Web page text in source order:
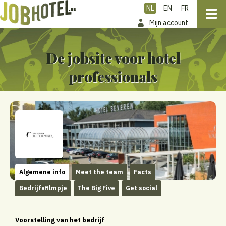
NL EN
FR
Mijn account
De jobsite voor hotel
professionals
Algemene info Meet the team Facts
Bedrijfsfilmpje The Big Five Get social
Voorstelling van het bedrijf